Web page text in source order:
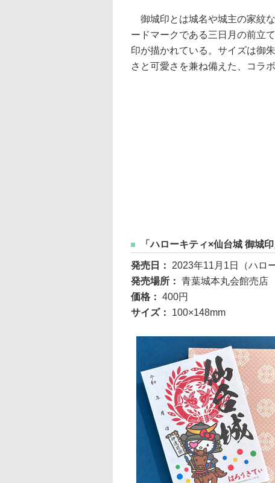
御城印とは城名や城主の家紋
ードマークである三日月の前立
印が描かれている。サイズは御
さと可愛さを兼ね備えた、コラ
「ハローキティ×仙台城 御城印
発売日： 2023年11月1日（ハロ
発売場所： 青葉城本丸会館売店
価格： 400円
サイズ： 100×148mm